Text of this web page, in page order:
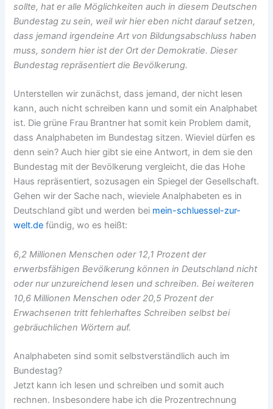
sollte, hat er alle Möglichkeiten auch in diesem Deutschen
Bundestag zu sein, weil wir hier eben nicht darauf setzen,
dass jemand irgendeine Art von Bildungsabschluss haben
muss, sondern hier ist der Ort der Demokratie. Dieser
Bundestag repräsentiert die Bevölkerung.
Unterstellen wir zunächst, dass jemand, der nicht lesen
kann, auch nicht schreiben kann und somit ein Analphabet
ist. Die grüne Frau Brantner hat somit kein Problem damit,
dass Analphabeten im Bundestag sitzen. Wieviel dürfen es
denn sein? Auch hier gibt sie eine Antwort, in dem sie den
Bundestag mit der Bevölkerung vergleicht, die das Hohe
Haus repräsentiert, sozusagen ein Spiegel der Gesellschaft.
Gehen wir der Sache nach, wieviele Analphabeten es in
Deutschland gibt und werden bei mein-schluessel-zur-
welt.de fündig, wo es heißt:
6,2 Millionen Menschen oder 12,1 Prozent der
erwerbsfähigen Bevölkerung können in Deutschland nicht
oder nur unzureichend lesen und schreiben. Bei weiteren
10,6 Millionen Menschen oder 20,5 Prozent der
Erwachsenen tritt fehlerhaftes Schreiben selbst bei
gebräuchlichen Wörtern auf.
Analphabeten sind somit selbstverständlich auch im
Bundestag?
Jetzt kann ich lesen und schreiben und somit auch
rechnen. Insbesondere habe ich die Prozentrechnung